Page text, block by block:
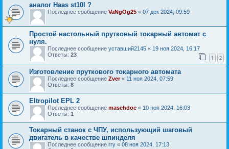
аналог Haas st10l ?
Последнее сообщение VaNgOg25 « 07 дек 2024, 09:59
Простой настольный прутковый токарный автомат с
нуля.
Последнее сообщение уставший2145 « 19 ноя 2024, 16:17
Ответы: 23 1 2
Изготовление пруткового токарного автомата
Последнее сообщение Zver« 11 ноя 2024, 07:59
Ответы: 8
Eltropilot EPL 2
Последнее сообщение maschdoc « 10 ноя 2024, 16:03
Ответы: 1
Токарный станок с ЧПУ, использующий шаговый
двигатель в качестве шпинделя
Последнее сообщение rry « 08 ноя 2024, 17:13